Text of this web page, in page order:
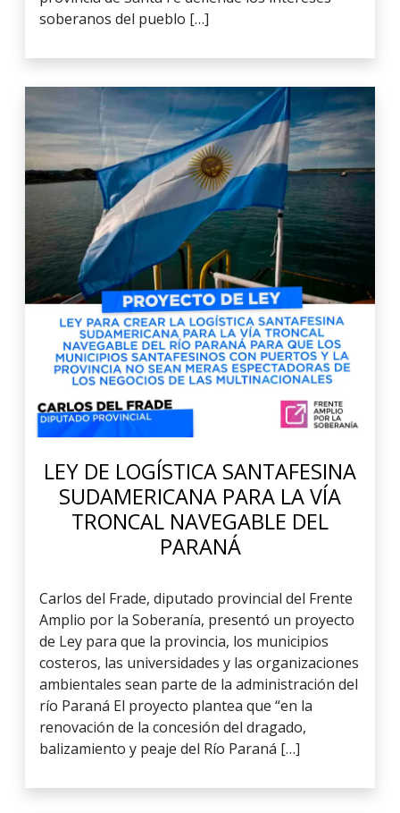
soberanos del pueblo […]
LEY DE LOGÍSTICA SANTAFESINA
SUDAMERICANA PARA LA VÍA
TRONCAL NAVEGABLE DEL
PARANÁ
Carlos del Frade, diputado provincial del Frente
Amplio por la Soberanía, presentó un proyecto
de Ley para que la provincia, los municipios
costeros, las universidades y las organizaciones
ambientales sean parte de la administración del
río Paraná El proyecto plantea que “en la
renovación de la concesión del dragado,
balizamiento y peaje del Río Paraná […]